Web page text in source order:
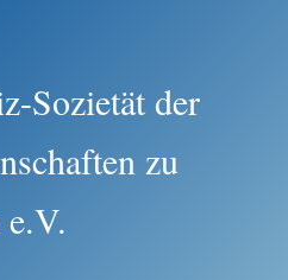
Sozietät der
zu